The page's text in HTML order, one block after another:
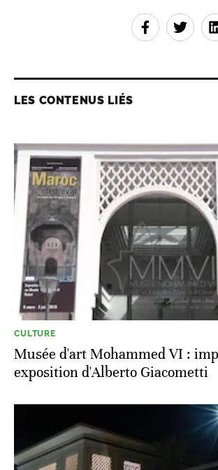
LES CONTENUS LIÉS
CULTURE
Musée d'art Mohammed VI :
exposition d'Alberto Giacometti